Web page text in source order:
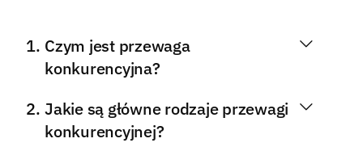
Czym jest przewaga
konkurencyjna?
Jakie są główne rodzaje przewagi
konkurencyjnej?